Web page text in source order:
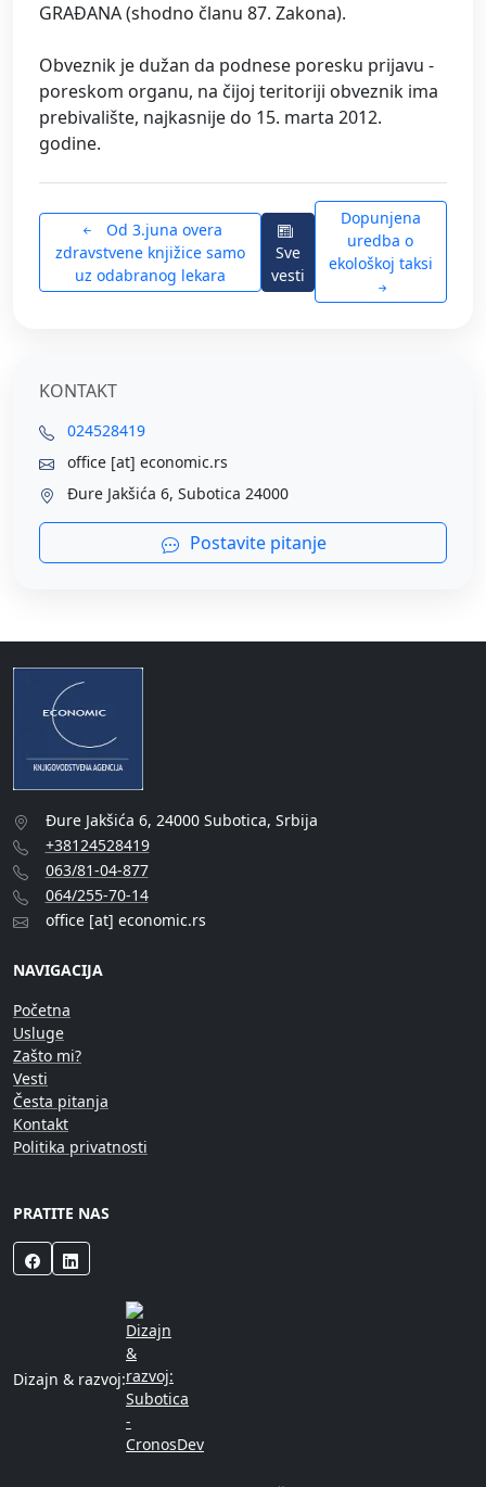
GRAĐANA (shodno članu 87. Zakona).
Obveznik je dužan da podnese poresku prijavu -
poreskom organu, na čijoj teritoriji obveznik ima
prebivalište, najkasnije do 15. marta 2012.
godine.
zdravstvene knjižice samo
uz odabranog lekara
Sve
vesti
Dopunjena
uredba o
ekološkoj taksi
KONTAKT
024528419
office [at] economic.rs
Đure Jakšića 6, Subotica 24000
Postavite pitanje
Đure Jakšića 6, 24000 Subotica, Srbija
+38124528419
063/81-04-877
064/255-70-14
office [at] economic.rs
NAVIGACIJA
Početna
Usluge
Zašto mi?
Vesti
Česta pitanja
Kontakt
Politika privatnosti
PRATITE NAS
Dizajn & razvoj: